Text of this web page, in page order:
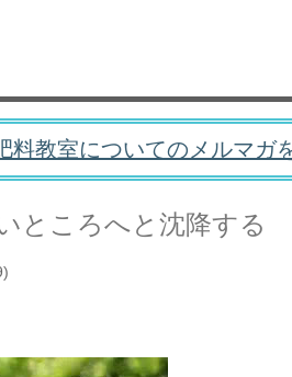
料教室についてのメルマガ
ところへと沈降する
)